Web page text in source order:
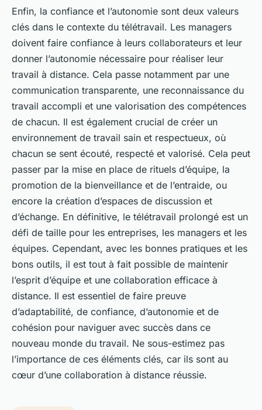
Enfin, la confiance et l’autonomie sont deux valeurs
clés dans le contexte du télétravail. Les managers
doivent faire confiance à leurs collaborateurs et leur
donner l’autonomie nécessaire pour réaliser leur
travail à distance. Cela passe notamment par une
communication transparente, une reconnaissance du
travail accompli et une valorisation des compétences
de chacun. Il est également crucial de créer un
environnement de travail sain et respectueux, où
chacun se sent écouté, respecté et valorisé. Cela peut
passer par la mise en place de rituels d’équipe, la
promotion de la bienveillance et de l’entraide, ou
encore la création d’espaces de discussion et
d’échange. En définitive, le télétravail prolongé est un
défi de taille pour les entreprises, les managers et les
équipes. Cependant, avec les bonnes pratiques et les
bons outils, il est tout à fait possible de maintenir
l’esprit d’équipe et une collaboration efficace à
distance. Il est essentiel de faire preuve
d’adaptabilité, de confiance, d’autonomie et de
cohésion pour naviguer avec succès dans ce
nouveau monde du travail. Ne sous-estimez pas
l’importance de ces éléments clés, car ils sont au
cœur d’une collaboration à distance réussie.